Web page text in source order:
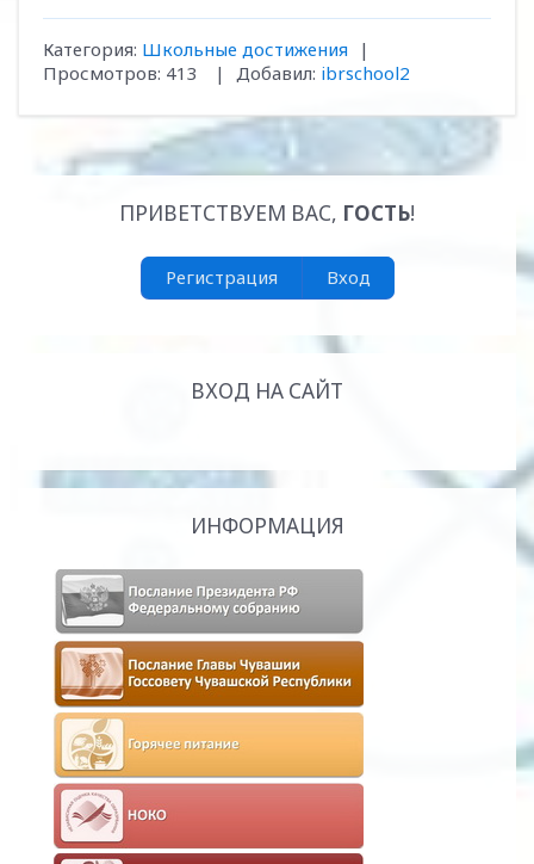
Категория: Школьные достижения
|
Просмотров: 413 | Добавил: ibrschool2
ПРИВЕТСТВУЕМ ВАС, ГОСТЬ!
Регистрация Вход
ВХОД НА САЙТ
ИНФОРМАЦИЯ